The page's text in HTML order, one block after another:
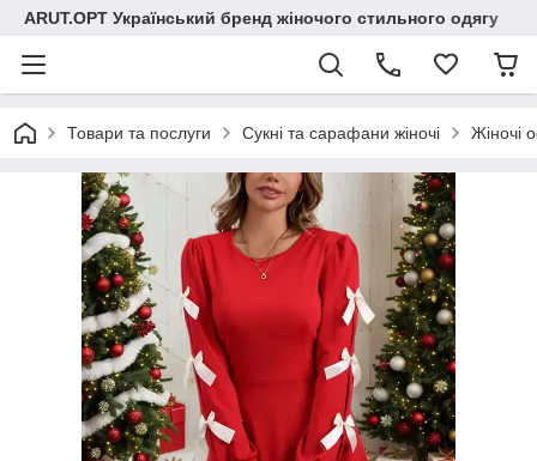
ARUT.OPT Український бренд жіночого стильного одягу
Товари та послуги Сукні та сарафани жіночі Жіночі